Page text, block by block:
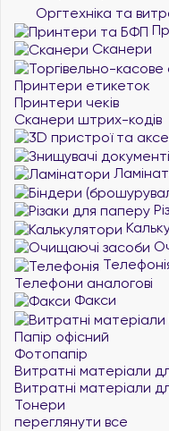
Оргтехніка та
Сканери
Принтери етикеток
Принтери чеків
Сканери штрих-кодів
Телефони аналогові
Факси
Папір офісний
Фотопапір
Витратні матеріали
Витратні матеріали
Тонери
переглянути все